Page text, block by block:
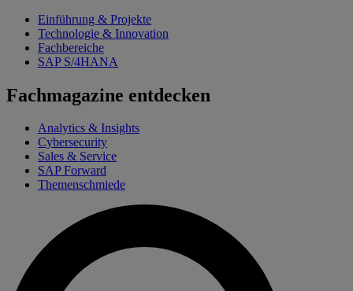
Einführung & Projekte
Technologie & Innovation
Fachbereiche
SAP S/4HANA
Fachmagazine entdecken
Analytics & Insights
Cybersecurity
Sales & Service
SAP Forward
Themenschmiede